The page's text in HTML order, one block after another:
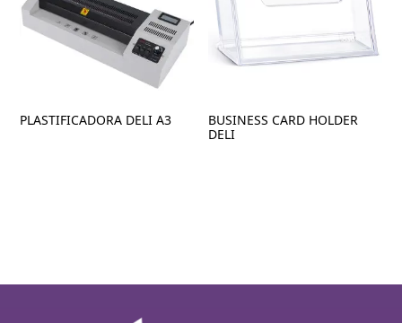
PLASTIFICADORA DELI A3
BUSINESS CARD HOLDER
DELI